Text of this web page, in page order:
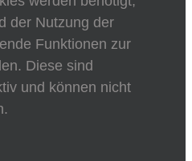
der Nutzung der
Funktionen zur
Diese sind
und können nicht